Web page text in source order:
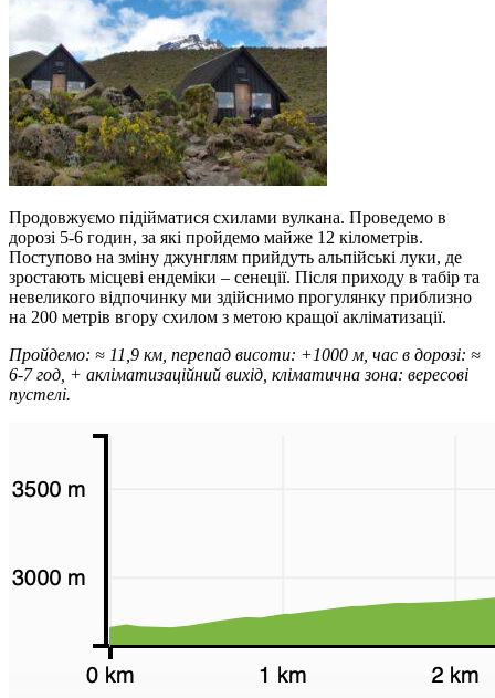
Продовжуємо підійматися схилами вулкана. Проведемо в
дорозі 5-6 годин, за які пройдемо майже 12 кілометрів.
Поступово на зміну джунглям прийдуть альпійські луки, де
зростають місцеві ендеміки – сенеції. Після приходу в табір та
невеликого відпочинку ми здійснимо прогулянку приблизно
на 200 метрів вгору схилом з метою кращої акліматизації.
Пройдемо: ≈ 11,9 км, перепад висоти: +1000 м, час в дорозі: ≈
6-7 год, + акліматизаційний вихід, кліматична зона: вересові
пустелі.